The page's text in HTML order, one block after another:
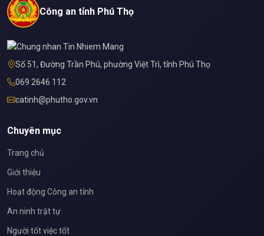
Công an tỉnh Phú Thọ
Số 51, Đường Trần Phú, phường Việt Trì, tỉnh Phú Thọ
069 2646 112
catinh@phutho.gov.vn
Chuyên mục
Trang chủ
Giới thiệu
Hoạt động Công an tỉnh
An ninh trật tự
Người tốt việc tốt